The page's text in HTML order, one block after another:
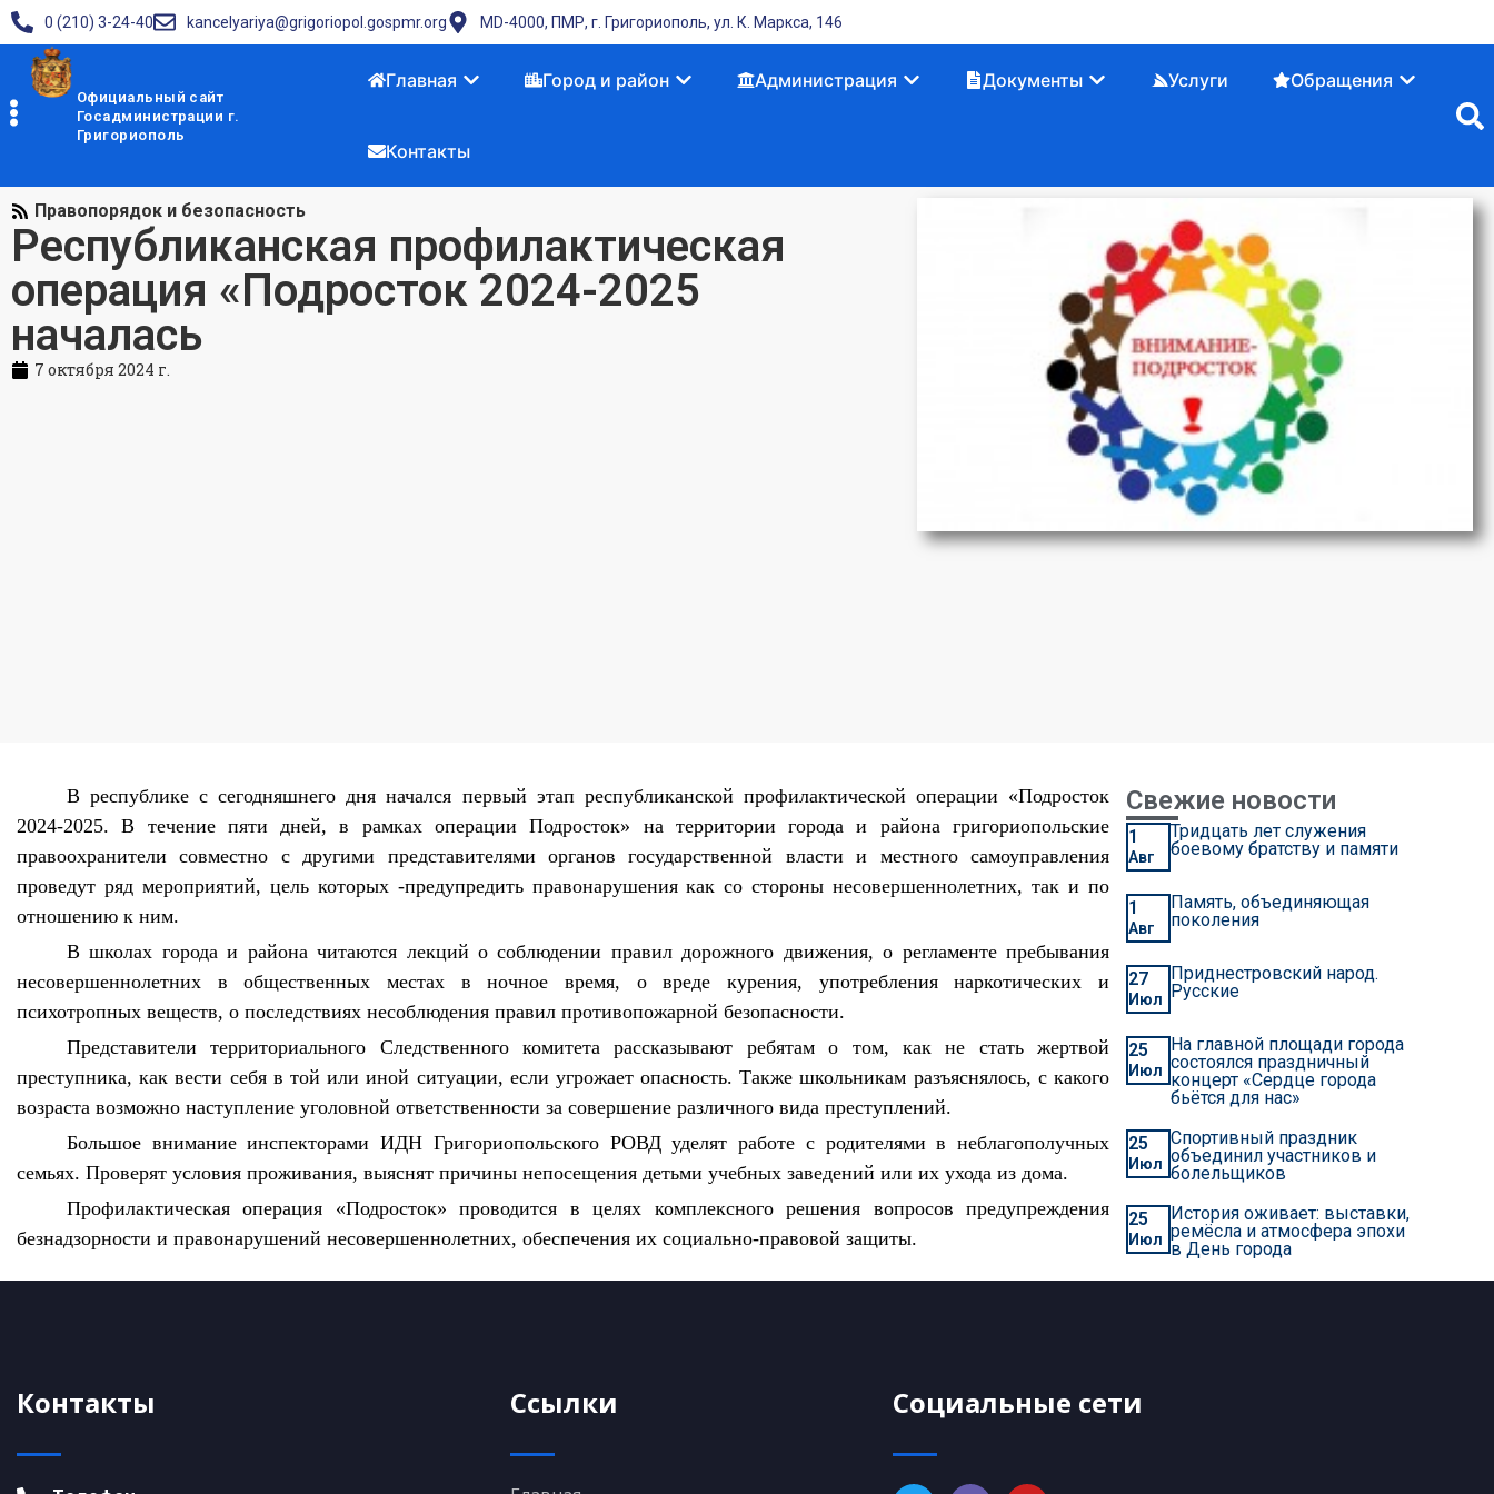
0 (210) 3-24-40 kancelyariya@grigoriopol.gospmr.org MD-4000, ПМР, г. Григориополь, ул. К. Маркса, 146
Официальный сайт
Госадминистрации г.
Григориополь
Главная Город и район Администрация Документы Услуги Обращения
Контакты
Правопорядок и безопасность
Республиканская профилактическая
операция «Подросток 2024-2025
началась
7 октября 2024 г.
В республике с сегодняшнего дня начался первый этап республиканской профилактической операции «Подросток
2024-2025. В течение пяти дней, в рамках операции Подросток» на территории города и района григориопольские
правоохранители совместно с другими представителями органов государственной власти и местного самоуправления
проведут ряд мероприятий, цель которых -предупредить правонарушения как со стороны несовершеннолетних, так и по
отношению к ним.
В школах города и района читаются лекций о соблюдении правил дорожного движения, о регламенте пребывания
несовершеннолетних в общественных местах в ночное время, о вреде курения, употребления наркотических и
психотропных веществ, о последствиях несоблюдения правил противопожарной безопасности.
Представители территориального Следственного комитета рассказывают ребятам о том, как не стать жертвой
преступника, как вести себя в той или иной ситуации, если угрожает опасность. Также школьникам разъяснялось, с какого
возраста возможно наступление уголовной ответственности за совершение различного вида преступлений.
Большое внимание инспекторами ИДН Григориопольского РОВД уделят работе с родителями в неблагополучных
семьях. Проверят условия проживания, выяснят причины непосещения детьми учебных заведений или их ухода из дома.
Профилактическая операция «Подросток» проводится в целях комплексного решения вопросов предупреждения
безнадзорности и правонарушений несовершеннолетних, обеспечения их социально-правовой защиты.
Свежие новости
1
Авг
Тридцать лет служения
боевому братству и памяти
1
Авг
Память, объединяющая
поколения
27
Июл
Приднестровский народ.
Русские
25
Июл
На главной площади города
состоялся праздничный
концерт «Сердце города
бьётся для нас»
25
Июл
Спортивный праздник
объединил участников и
болельщиков
25
Июл
История оживает: выставки,
ремёсла и атмосфера эпохи
в День города
Контакты Ссылки Социальные сети